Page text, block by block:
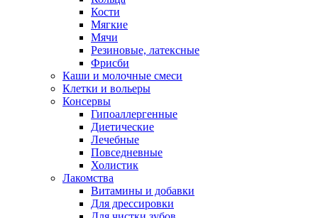
Кости
Мягкие
Мячи
Резиновые, латексные
Фрисби
Каши и молочные смеси
Клетки и вольеры
Консервы
Гипоаллергенные
Диетические
Лечебные
Повседневные
Холистик
Лакомства
Витамины и добавки
Для дрессировки